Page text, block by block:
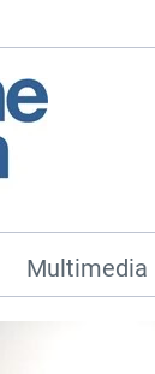
Multimedia